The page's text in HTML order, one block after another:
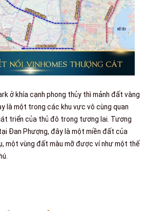
ở khía cạnh phong thủy thì mảnh đất vàng
là một trong các khu vực vô cùng quan
triển của thủ đô trong tương lai. Tương
Đan Phượng, đây là một miền đất của
một vùng đất màu mỡ được ví như một thế